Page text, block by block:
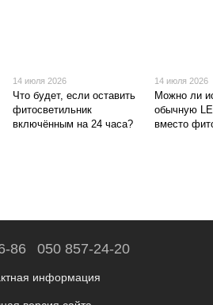
14 июля 2026
Что будет, если оставить
фитосветильник
включённым на 24 часа?
14 июля 2026
Можно ли
обычную
вместо
86 050 857-24-20
информация